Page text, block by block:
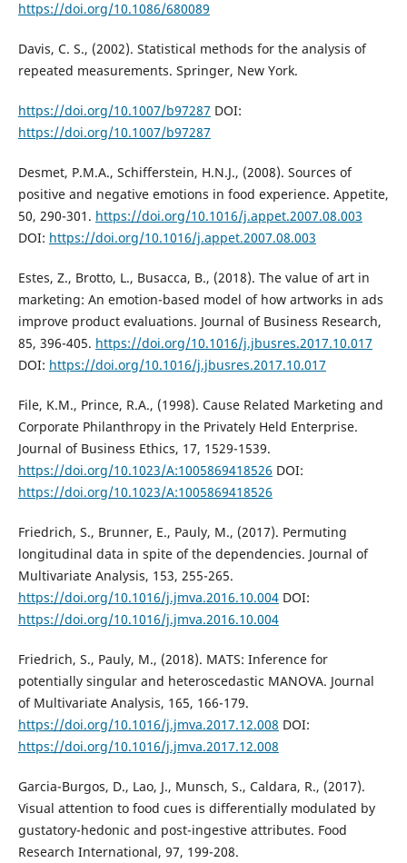
https://doi.org/10.1086/680089
Davis, C. S., (2002). Statistical methods for the analysis of
repeated measurements. Springer, New York.
https://doi.org/10.1007/b97287 DOI:
https://doi.org/10.1007/b97287
Desmet, P.M.A., Schifferstein, H.N.J., (2008). Sources of
positive and negative emotions in food experience. Appetite,
50, 290-301. https://doi.org/10.1016/j.appet.2007.08.003
DOI: https://doi.org/10.1016/j.appet.2007.08.003
Estes, Z., Brotto, L., Busacca, B., (2018). The value of art in
marketing: An emotion-based model of how artworks in ads
improve product evaluations. Journal of Business Research,
85, 396-405. https://doi.org/10.1016/j.jbusres.2017.10.017
DOI: https://doi.org/10.1016/j.jbusres.2017.10.017
File, K.M., Prince, R.A., (1998). Cause Related Marketing and
Corporate Philanthropy in the Privately Held Enterprise.
Journal of Business Ethics, 17, 1529-1539.
https://doi.org/10.1023/A:1005869418526 DOI:
https://doi.org/10.1023/A:1005869418526
Friedrich, S., Brunner, E., Pauly, M., (2017). Permuting
longitudinal data in spite of the dependencies. Journal of
Multivariate Analysis, 153, 255-265.
https://doi.org/10.1016/j.jmva.2016.10.004DOI:
https://doi.org/10.1016/j.jmva.2016.10.004
Friedrich, S., Pauly, M., (2018). MATS: Inference for
potentially singular and heteroscedastic MANOVA. Journal
of Multivariate Analysis, 165, 166-179.
https://doi.org/10.1016/j.jmva.2017.12.008 DOI:
https://doi.org/10.1016/j.jmva.2017.12.008
Garcia-Burgos, D., Lao, J., Munsch, S., Caldara, R., (2017).
Visual attention to food cues is differentially modulated by
gustatory-hedonic and post-ingestive attributes. Food
Research International, 97, 199-208.